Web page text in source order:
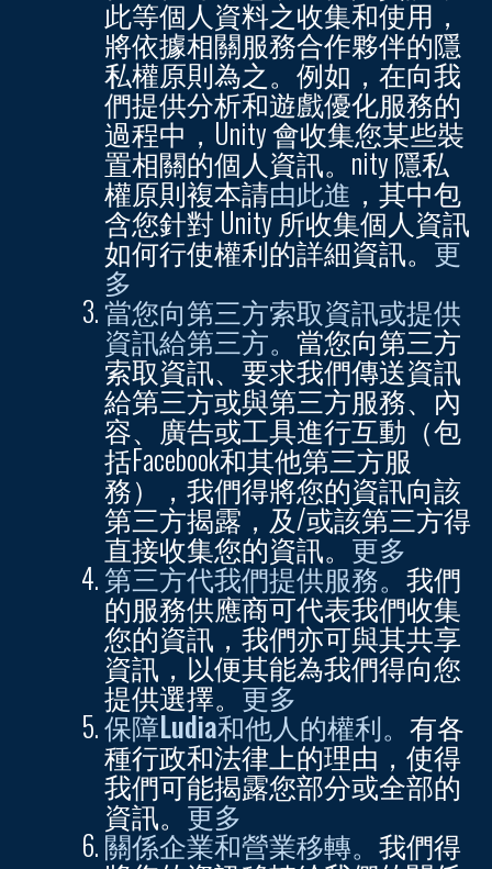
此等個人資料之收集和使用，
將依據相關服務合作夥伴的隱
私權原則為之。例如，在向我
們提供分析和遊戲優化服務的
過程中，Unity 會收集您某些裝
置相關的個人資訊。nity 隱私
權原則複本請由此進 ，其中包
含您針對 Unity 所收集個人資訊
如何行使權利的詳細資訊。 更
多
當您向第三方索取資訊或提供
資訊給第三方。當您向第三方
索取資訊、要求我們傳送資訊
給第三方或與第三方服務、內
容、廣告或工具進行互動（包
括Facebook和其他第三方服
務），我們得將您的資訊向該
第三方揭露，及/或該第三方得
直接收集您的資訊。更多
第三方代我們提供服務。 我們
的服務供應商可代表我們收集
您的資訊，我們亦可與其共享
資訊，以便其能為我們得向您
提供選擇。更多
保障Ludia和他人的權利。 有各
種行政和法律上的理由，使得
我們可能揭露您部分或全部的
資訊。更多
關係企業和營業移轉。 我們得